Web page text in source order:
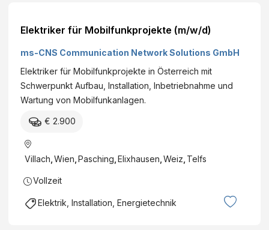
Elektriker für Mobilfunkprojekte (m/w/d)
ms-CNS Communication Network Solutions GmbH
Elektriker für Mobilfunkprojekte in Österreich mit
Schwerpunkt Aufbau, Installation, Inbetriebnahme und
Wartung von Mobilfunkanlagen.
€ 2.900
Villach Wien Pasching Elixhausen Weiz Telfs
Vollzeit
Elektrik, Installation, Energietechnik